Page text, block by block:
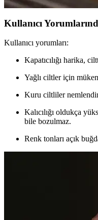
Kullanıcı
Kullanıcı yorumları:
Kapatıcılığı harika,
Yağlı ciltler için
Kuru ciltliler
Kalıcılığı oldukça
bile bozulmaz.
Renk tonları açık